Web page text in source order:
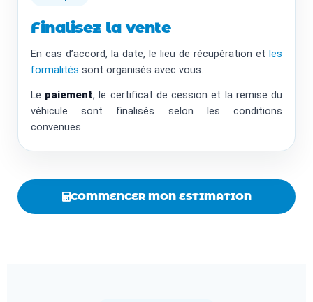
Finalisez la vente
En cas d’accord, la date, le lieu de récupération et les
formalités sont organisés avec vous.
Le paiement, le certificat de cession et la remise du
véhicule sont finalisés selon les conditions
convenues.
COMMENCER MON ESTIMATION